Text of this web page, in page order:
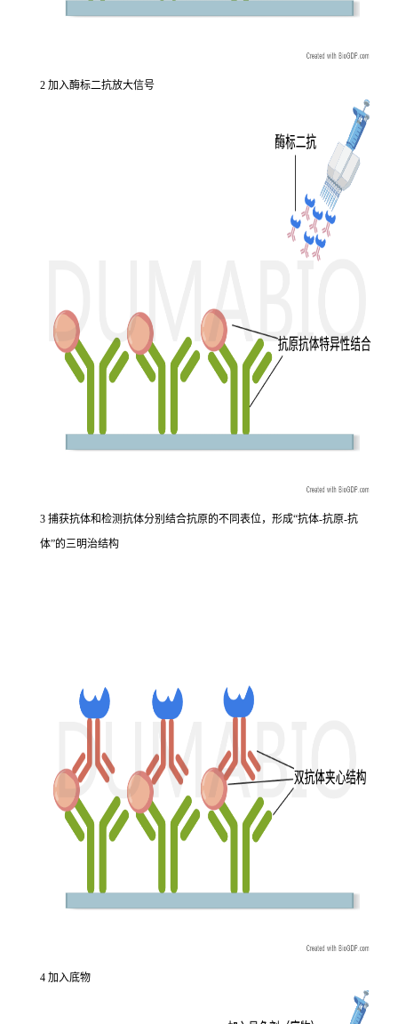
2 加入酶标二抗放大信号
3 捕获抗体和检测抗体分别结合抗原的不同表位，形成“抗体-抗原-抗
体”的三明治结构
4 加入底物